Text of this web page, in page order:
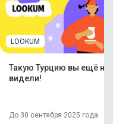
LOOKUM
Такую Турцию вы ещё не
видели!
До 30 сентября 2025 года